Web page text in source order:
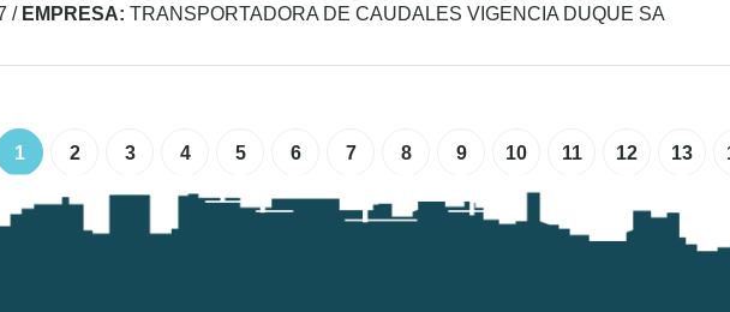
/ EMPRESA: TRANSPORTADORA DE CAUDALES VIGENCIA DUQUE SA
1 2 3 4 5 6 7 8 9 10 11 12 13